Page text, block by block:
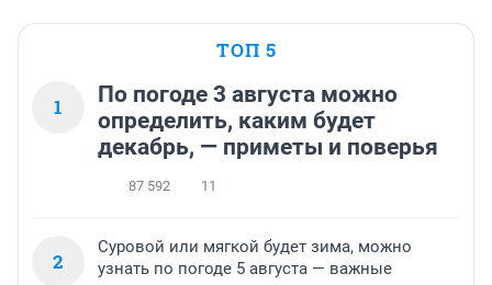
ТОП 5
1
По погоде 3 августа можно
определить, каким будет
декабрь, — приметы и поверья
87 592 11
2
Суровой или мягкой будет зима, можно
узнать по погоде 5 августа — важные